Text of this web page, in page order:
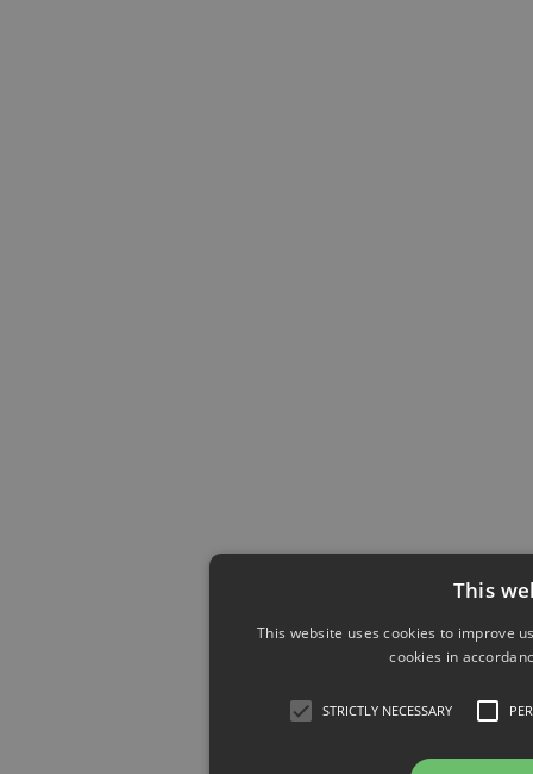
This
This website uses cookies to improve
cookies in
STRICTLY NECESSARY